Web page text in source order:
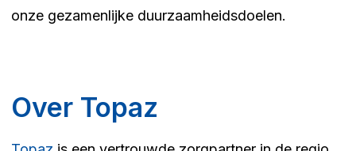
onze gezamenlijke duurzaamheidsdoelen.
Over Topaz